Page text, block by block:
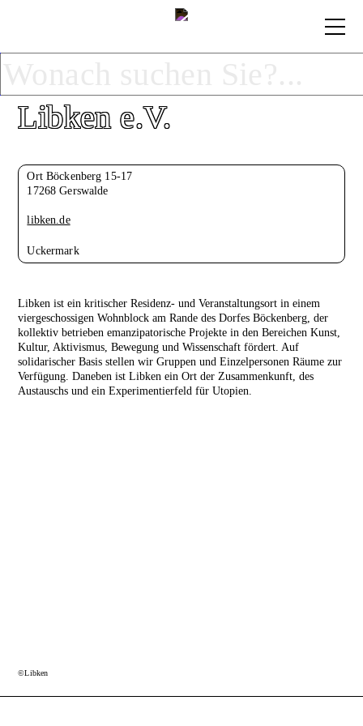
Libken e.V.
Ort Böckenberg 15-17
17268 Gerswalde
libken.de
Uckermark
Libken ist ein kritischer Residenz- und Veranstaltungsort in einem
viergeschossigen Wohnblock am Rande des Dorfes Böckenberg, der
kollektiv betrieben emanzipatorische Projekte in den Bereichen Kunst,
Kultur, Aktivismus, Bewegung und Wissenschaft fördert. Auf
solidarischer Basis stellen wir Gruppen und Einzelpersonen Räume zur
Verfügung. Daneben ist Libken ein Ort der Zusammenkunft, des
Austauschs und ein Experimentierfeld für Utopien.
©Libken